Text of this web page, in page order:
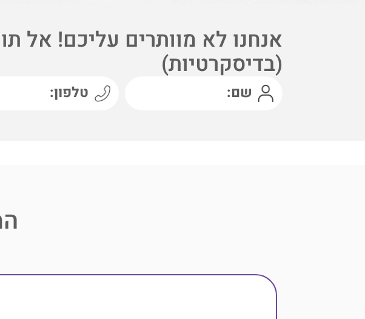
אנחנו לא מוותרים עליכם! אל
(בדיסקרטיות)